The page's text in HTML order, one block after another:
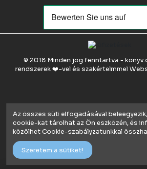
© 2018 Minden jog fenntartva -
rendszerek ❤️-vel és szakértelmmel
Az összes süti elfogadásával
cookie-kat tárolhat az Ön eszközén, és
közölhet Cookie-szabályzatunkkal
Szeretem a sütiket!